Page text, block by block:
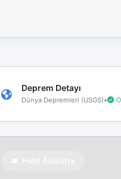
Deprem Detayı
Dünya Depremleri (USGS)•